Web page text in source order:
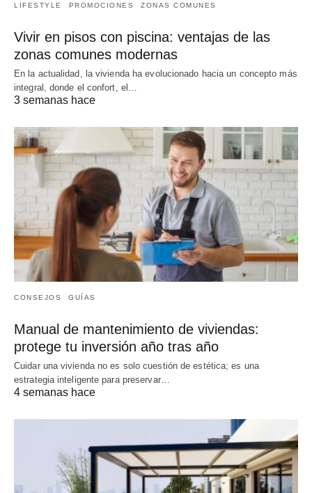
LIFESTYLE PROMOCIONES ZONAS COMUNES
Vivir en pisos con piscina: ventajas de las
zonas comunes modernas
En la actualidad, la vivienda ha evolucionado hacia un concepto más
integral, donde el confort, el…
3 semanas hace
CONSEJOS GUÍAS
Manual de mantenimiento de viviendas:
protege tu inversión año tras año
Cuidar una vivienda no es solo cuestión de estética; es una
estrategia inteligente para preservar…
4 semanas hace